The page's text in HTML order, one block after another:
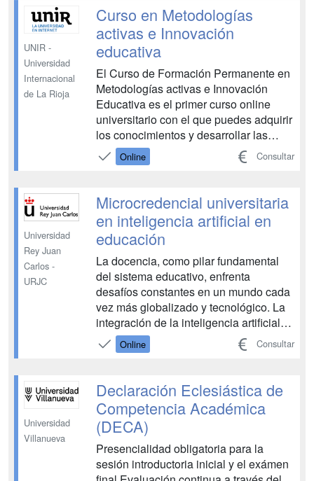
competencias profesionales que
necesitas para ...
UNIR -
Universidad
Internacional
de La Rioja
Curso en Metodologías
activas e Innovación
educativa
El Curso de Formación Permanente en
Metodologías activas e Innovación
Educativa es el primer curso online
universitario con el que puedes adquirir
los conocimientos y desarrollar las
destrezas necesarias para transformar
tu aula. A través, de la revisión de
podrás avanzar hacía los nuevos
modelos pedagógic...
Online Consultar
Universidad
Rey Juan
Carlos -
URJC
Microcredencial universitaria
en inteligencia artificial en
educación
La docencia, como pilar fundamental
del sistema educativo, enfrenta
desafíos constantes en un mundo cada
vez más globalizado y tecnológico. La
integración de la inteligencia artificial
(IA) en los procesos educativos ofrece
una oportunidad única para transformar
respondiendo a las necesidades de
una sociedad en...
Online Consultar
Universidad
Villanueva
Declaración Eclesiástica de
Competencia Académica
(DECA)
Presencialidad obligatoria para la
sesión introductoria inicial y el exámen